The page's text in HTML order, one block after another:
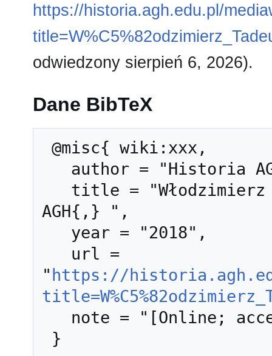
https://historia.agh.edu.pl/
odwiedzony sierpień 6, 2026).
Dane BibTeX
AGH{,} ",
" https://